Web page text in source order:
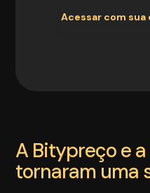
Acessar com sua
A Bitypreço e
tornaram uma